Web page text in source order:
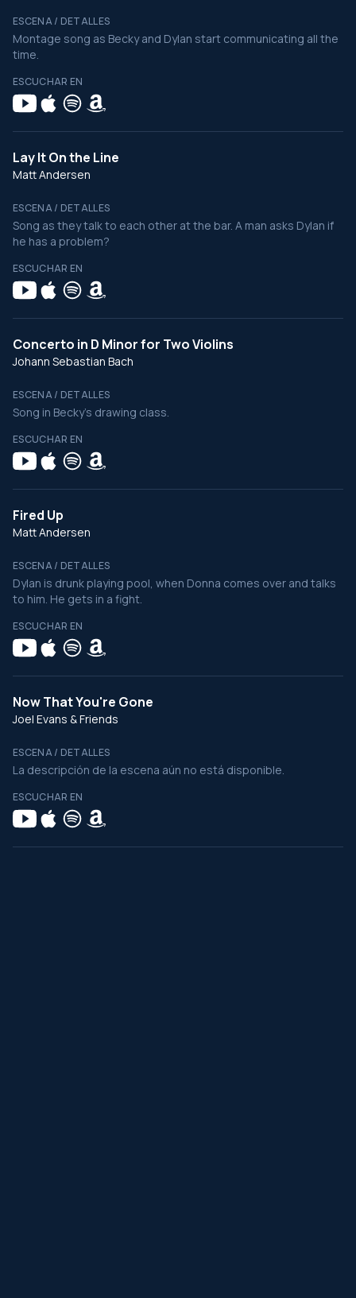
ESCENA / DETALLES
Montage song as Becky and Dylan start communicating all the
time.
ESCUCHAR EN
Lay It On the Line
Matt Andersen
ESCENA / DETALLES
Song as they talk to each other at the bar. A man asks Dylan if
he has a problem?
ESCUCHAR EN
Concerto in D Minor for Two Violins
Johann Sebastian Bach
ESCENA / DETALLES
Song in Becky's drawing class.
ESCUCHAR EN
Fired Up
Matt Andersen
ESCENA / DETALLES
Dylan is drunk playing pool, when Donna comes over and talks
to him. He gets in a fight.
ESCUCHAR EN
Now That You're Gone
Joel Evans & Friends
ESCENA / DETALLES
La descripción de la escena aún no está disponible.
ESCUCHAR EN